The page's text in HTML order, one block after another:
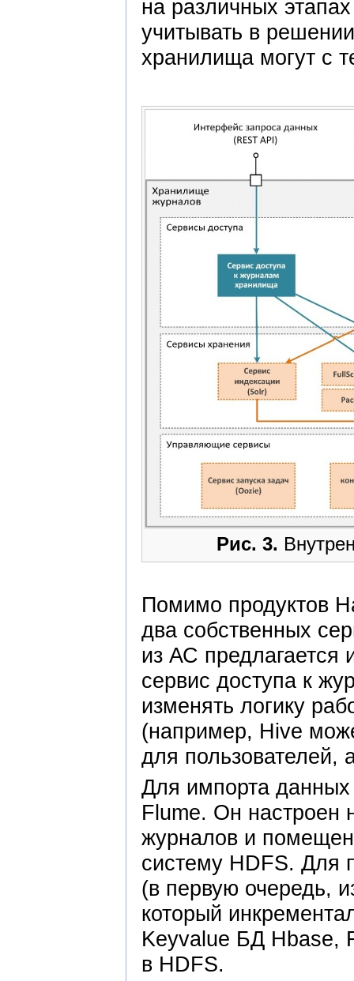
на различных
учитывать в
хранилища могут с
Рис. 3.
Помимо продуктов
два собственных
из АС предлагается
сервис доступа к
изменять логику
(например, Hive
для пользователей,
Для импорта
Flume. Он настроен
журналов и
систему HDFS. Для
(в первую очередь,
который
Keyvalue БД Hbase,
в HDFS.